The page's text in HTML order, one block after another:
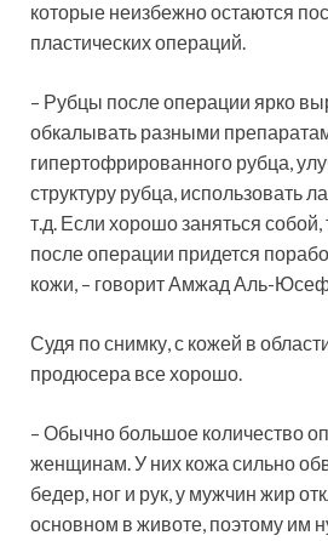
которые неизбежно остаются
пластических операций.
– Рубцы после операции ярко
обкалывать разными
гипертофрированного рубца,
структуру рубца, использовать
т.д. Если хорошо заняться
после операции придется
кожи, – говорит Амжад Аль-
Судя по снимку, с кожей в
продюсера все хорошо.
– Обычно большое количество
женщинам. У них кожа сильно
бедер, ног и рук, у мужчин жир
основном в животе, поэтому им